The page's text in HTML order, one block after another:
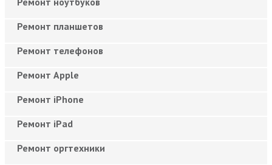
Ремонт планшетов
Ремонт телефонов
Ремонт Apple
Ремонт iPhone
Ремонт iPad
Ремонт оргтехники